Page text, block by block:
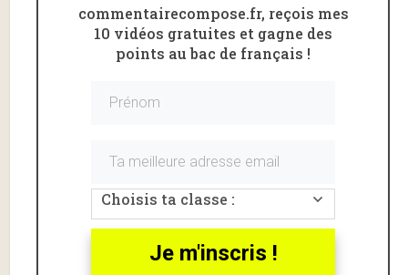
Pierre Corneille, écrite en 1643-1644.
Le Menteur est au programme du bac de français,
dans le cadre du parcours «Mensonge et comédie
de Pierre Corneille est une œuvre à la
commentairecompose.fr, reçois mes
10 vidéos gratuites et gagne des
points au bac de français !
Choisis ta classe :
Je m'inscris !